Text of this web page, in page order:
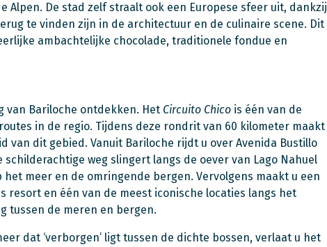
Alpen. De stad zelf straalt ook een Europese sfeer uit, dankzij
te vinden zijn in de architectuur en de culinaire scene. Dit
ambachtelijke chocolade, traditionele fondue en
van Bariloche ontdekken. Het Circuito Chico is één van de
in de regio. Tijdens deze rondrit van 60 kilometer maakt
van dit gebied. Vanuit Bariloche rijdt u over Avenida Bustillo
weg slingert langs de oever van Lago Nahuel
meer en de omringende bergen. Vervolgens maakt u een
resort en één van de meest iconische locaties langs het
tussen de meren en bergen.
dat ‘verborgen’ ligt tussen de dichte bossen, verlaat u het